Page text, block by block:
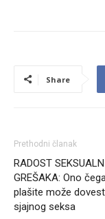
Share
Prethodni članak
RADOST
GREŠAKA: Ono
plašite može
sjajnog seksa